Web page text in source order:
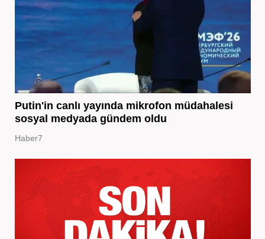
Putin'in canlı yayında mikrofon müdahalesi
sosyal medyada gündem oldu
Haber7